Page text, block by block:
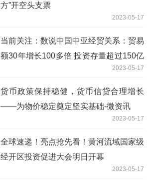
方”开空头支票
2023-05-17
当前关注：数说中国中亚经贸关系：贸易
额30年增长100多倍 投资存量超过150亿
2023-05-17
货币政策保持稳健，货币信贷合理增长
——为物价稳定奠定坚实基础-微资讯
2023-05-17
全球速递！亮点抢先看！黄河流域国家级
经开区投资促进大会明日开幕
2023-05-17